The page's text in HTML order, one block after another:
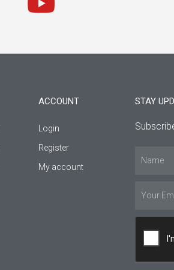
o
u
u
b
e
ACCOUNT
Login
Register
My account
STAY